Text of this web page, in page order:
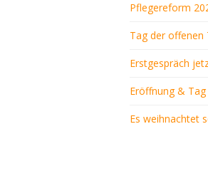
Pflegereform
Tag der offenen
Erstgespräch
Eröffnung &
Es weihnachtet